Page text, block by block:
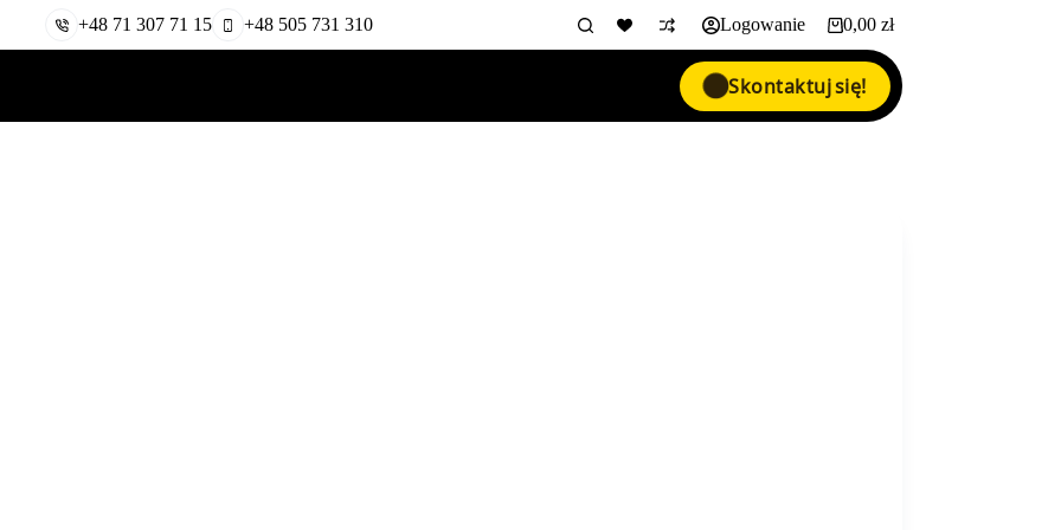
+48 71 307 71 15 +48 505 731 310 Logowanie Koszyk
0,00 zł
Skontaktuj się!